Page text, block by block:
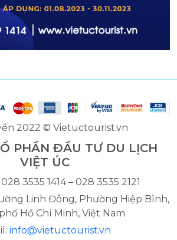
2022 © Vietuctourist.vn
PHẦN ĐẦU TƯ DU LỊCH
VIỆT ÚC
3535 1414 – 028 3535 2121
Linh Đông, Phường Hiệp Bình,
Hồ Chí Minh, Việt Nam
info@vietuctourist.vn